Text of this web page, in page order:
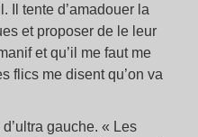
Il tente d’amadouer la
et proposer de le leur
et qu’il me faut me
flics me disent qu’on va
gauche. « Les